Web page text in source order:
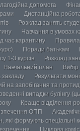
допомога
Дистанційна
Розклад занять
Навчання в умовах
час карантину
Правила
Поради батькам
1-3 курсів
Розклад
Навчальний план Вибір
закладу
Результати
на запобігання та
випадки булінгу
Краще відділення
ОПП
які формують спеціальні
Циклова